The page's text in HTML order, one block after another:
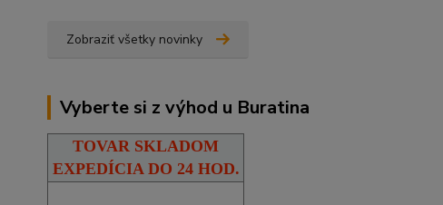
Zobraziť všetky novinky
Vyberte si z výhod u Buratina
TOVAR SKLADOM
EXPEDÍCIA DO 24 HOD.